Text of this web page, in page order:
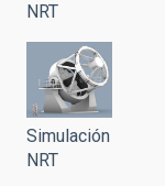
NRT
Simulación
NRT